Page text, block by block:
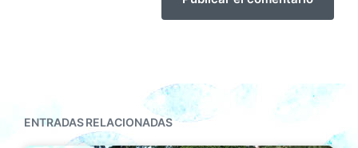
ENTRADAS RELACIONADAS